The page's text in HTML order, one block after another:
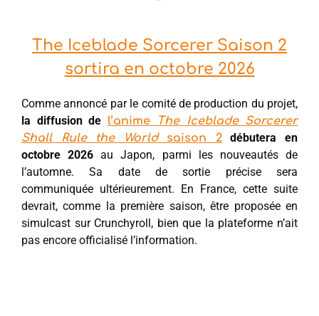
The Iceblade Sorcerer Saison 2
sortira en octobre 2026
Comme annoncé par le comité de production du projet,
la diffusion de l’animeThe Iceblade Sorcerer
Shall Rule the Worldsaison 2débutera en
octobre 2026 au Japon, parmi les nouveautés de
l’automne. Sa date de sortie précise sera
communiquée ultérieurement. En France, cette suite
devrait, comme la première saison, être proposée en
simulcast sur Crunchyroll, bien que la plateforme n’ait
pas encore officialisé l’information.